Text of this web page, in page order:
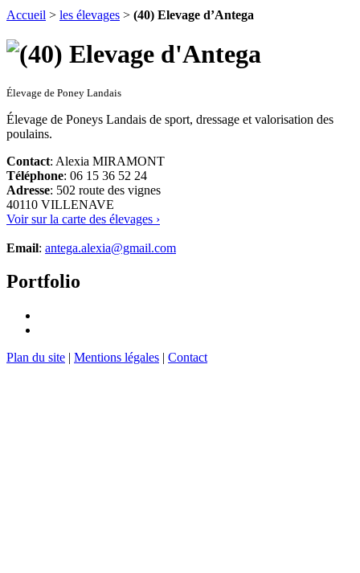
Accueil > les élevages > (40) Elevage d’Antega
Élevage de Poney Landais
Élevage de Poneys Landais de sport, dressage et valorisation des
poulains.
Contact: Alexia MIRAMONT
Téléphone: 06 15 36 52 24
Adresse: 502 route des vignes
40110 VILLENAVE
Voir sur la carte des élevages ›
Email: antega.alexia@gmail.com
Portfolio
Plan du site | Mentions légales | Contact